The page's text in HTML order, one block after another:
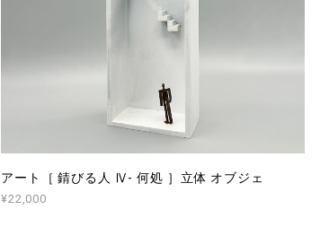
アート［ 錆びる人 Ⅳ- 何処 ］立体 オブジェ
¥22,000